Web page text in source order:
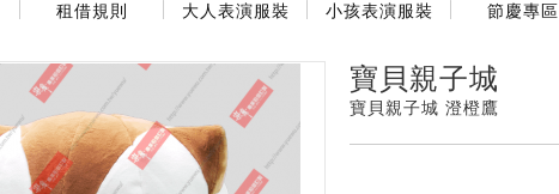
租借規則 大人表演服裝 小孩表演服裝 節慶專區
寶貝親子城
寶貝親子城 澄橙鷹